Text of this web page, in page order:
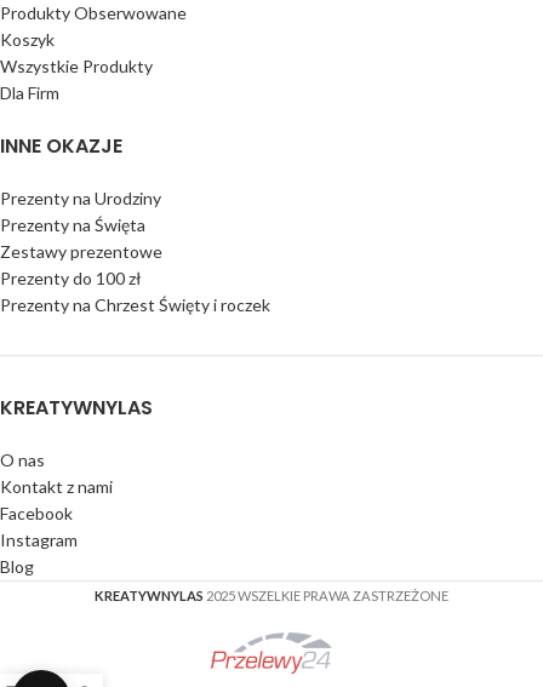
Produkty Obserwowane
Koszyk
Wszystkie Produkty
Dla Firm
INNE OKAZJE
Prezenty na Urodziny
Prezenty na Święta
Zestawy prezentowe
Prezenty do 100 zł
Prezenty na Chrzest Święty i roczek
KREATYWNYLAS
O nas
Kontakt z nami
Facebook
Instagram
Blog
KREATYWNYLAS 2025 WSZELKIE PRAWA ZASTRZEŻONE